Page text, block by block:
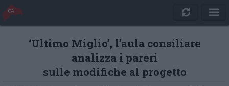
‘Ultimo Miglio’, l’aula consiliare
analizza i pareri
sulle modifiche al progetto